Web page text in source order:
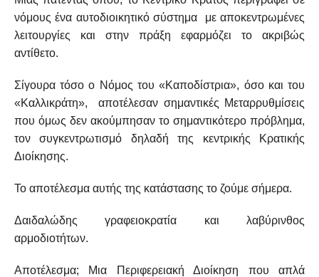
νόμους ένα αυτοδιοικητικό σύστημα με αποκεντρωμένες
λειτουργίες και στην πράξη εφαρμόζει το ακριβώς
αντίθετο.
Σίγουρα τόσο ο Νόμος του «Καποδίστρια», όσο και του
«Καλλικράτη», αποτέλεσαν σημαντικές Μεταρρυθμίσεις
που όμως δεν ακούμπησαν το σημαντικότερο πρόβλημα,
τον συγκεντρωτισμό δηλαδή της κεντρικής Κρατικής
Διοίκησης.
Το αποτέλεσμα αυτής της κατάστασης το ζούμε σήμερα.
Δαιδαλώδης γραφειοκρατία και λαβύρινθος
αρμοδιοτήτων.
Αποτέλεσμα; Μια Περιφερειακή Διοίκηση που απλά